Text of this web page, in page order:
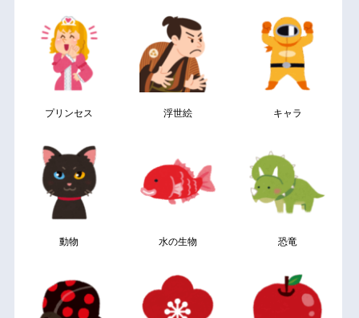
プリンセス 浮世絵 キャラ
動物 水の生物 恐竜